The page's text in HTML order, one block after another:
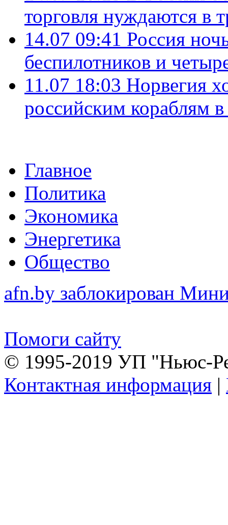
торговля нуждаются в
14.07 09:41 Россия
беспилотников и
11.07 18:03 Норвегия
российским кораблям
Главное
Политика
Экономика
Энергетика
Общество
afn.by заблокирован
Помоги сайту
© 1995-2019 УП "Ньюс-
Контактная информация |